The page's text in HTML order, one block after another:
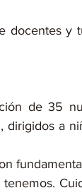
docentes y
de 35
dirigidos a